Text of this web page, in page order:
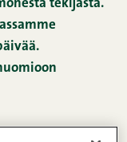
tekijästä.